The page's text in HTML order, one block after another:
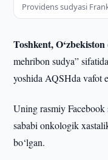
Providens sudyasi
Toshkent,
mehribon sudya”
yoshida AQSHda vafot
Uning rasmiy
sababi onkologik
bo‘lgan.